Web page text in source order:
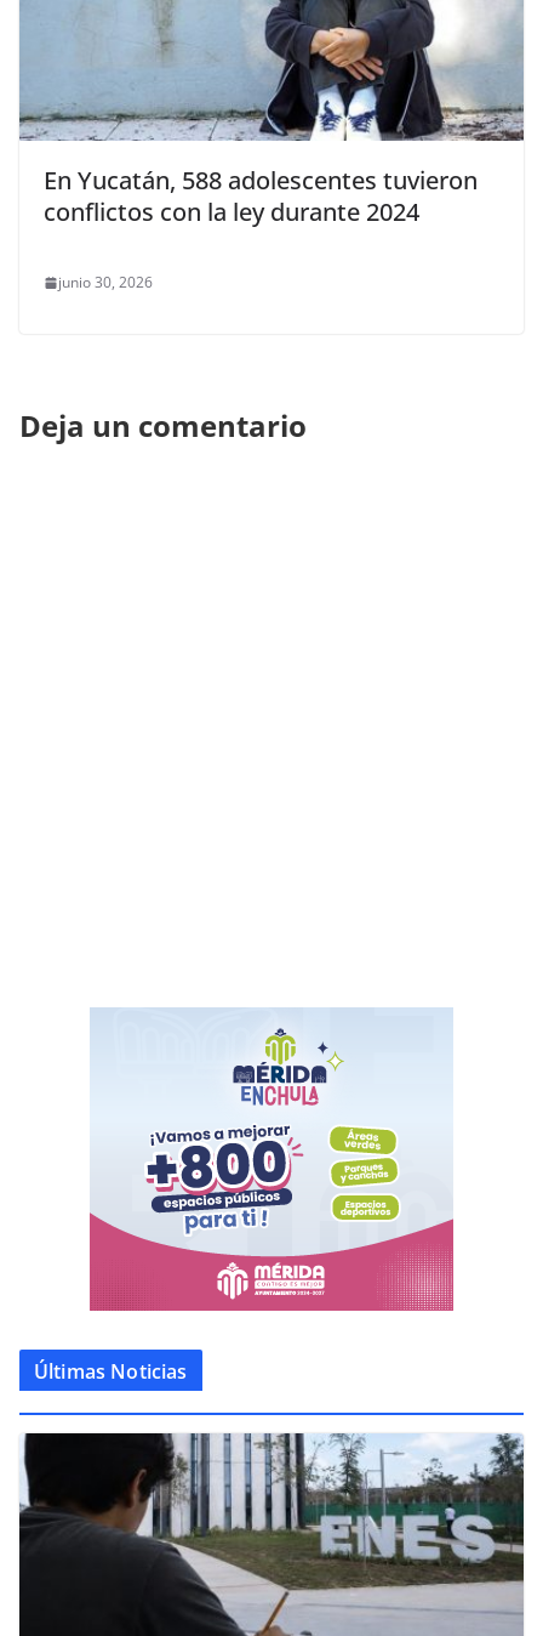
En Yucatán, 588 adolescentes tuvieron
conflictos con la ley durante 2024
junio 30, 2026
Deja un comentario
Últimas Noticias